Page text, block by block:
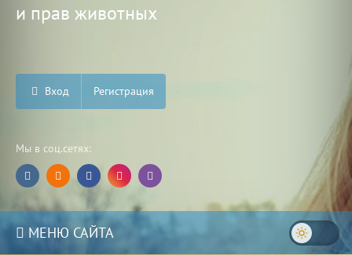
и прав животных
Вход Регистрация
Мы в соц.сетях:
МЕНЮ САЙТА